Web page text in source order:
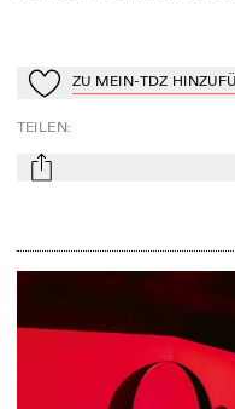
Zu Mein-TdZ hinzufügen
ZU MEIN-TDZ
TEILEN:
mail